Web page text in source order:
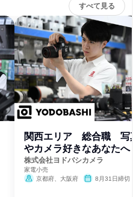
すべて見る
関西エリア 総合職 写
やカメラ好きなあなたへ
株式会社ヨドバシカメラ
家電小売
京都府、大阪府
8月31日締切